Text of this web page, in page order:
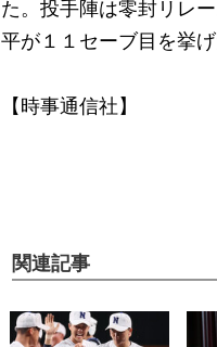
た。投手陣は零封リレ
平が１１セーブ目を挙
【時事通信社】
関連記事